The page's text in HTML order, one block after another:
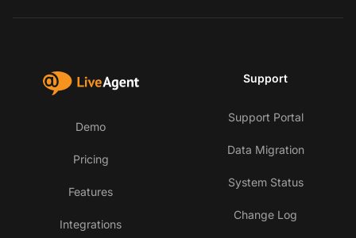
Demo
Pricing
Features
Integrations
Support
Support Portal
Data Migration
System Status
Change Log